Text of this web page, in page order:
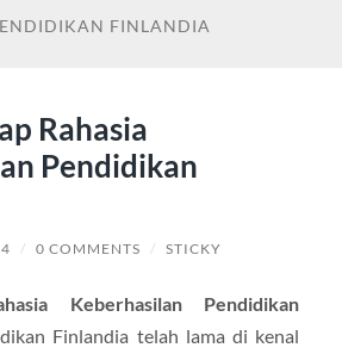
FINLANDIA
Rahasia
Pendidikan
/ 0 COMMENTS / STICKY
Keberhasilan Pendidikan
Finlandia telah lama di kenal